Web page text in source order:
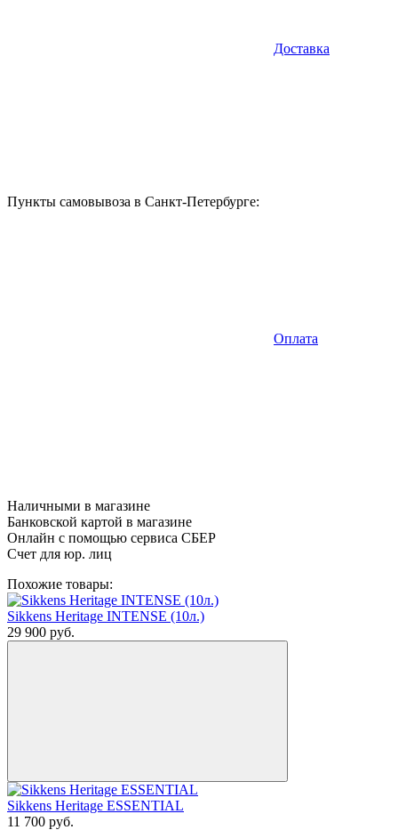
Доставка
Пункты самовывоза в Санкт-Петербурге:
Оплата
Наличными в магазине
Банковской картой в магазине
Онлайн с помощью сервиса СБЕР
Счет для юр. лиц
Похожие товары:
Sikkens Heritage INTENSE (10л.)
29 900 руб.
Sikkens Heritage ESSENTIAL
11 700 руб.